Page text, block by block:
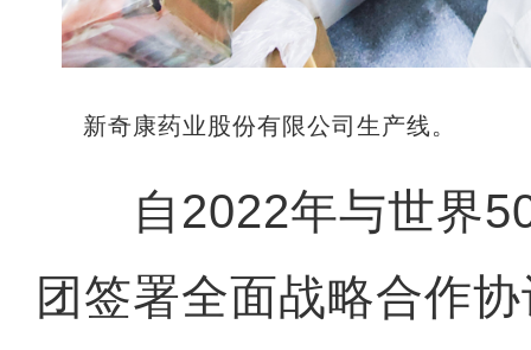
新奇康药业股份有限公司生产线。
自2022年与世界
团签署全面战略合作